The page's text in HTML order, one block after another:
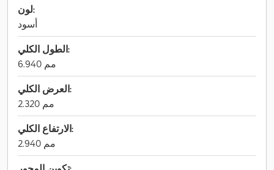
لون:
أسود
الطول الكلي:
6.940 مم
العرض الكلي:
2.320 مم
الارتفاع الكلي:
2.940 مم